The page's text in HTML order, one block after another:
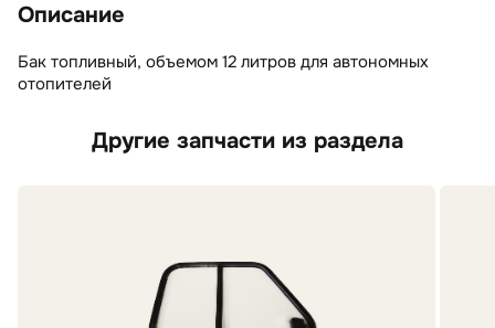
Описание
Бак топливный, объемом 12 литров для автономных
отопителей
Другие запчасти из раздела